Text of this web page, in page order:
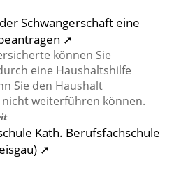
Schwangerschaft eine
➚
können Sie
eine Haushaltshilfe
Sie den Haushalt
weiterführen können.
Kath. Berufsfachschule
➚